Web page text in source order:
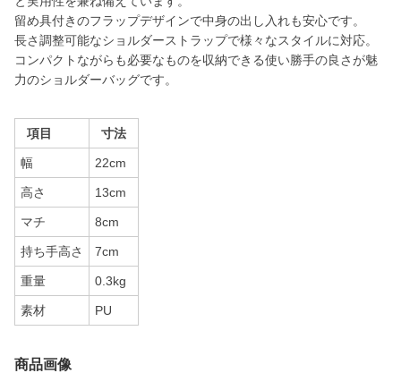
留め具付きのフラップデザインで中身の出し入れも安心です。
長さ調整可能なショルダーストラップで様々なスタイルに対応。
コンパクトながらも必要なものを収納できる使い勝手の良さが魅
力のショルダーバッグです。
項目 寸法
幅 22cm
高さ 13cm
マチ 8cm
持ち手高さ 7cm
重量 0.3kg
素材 PU
商品画像